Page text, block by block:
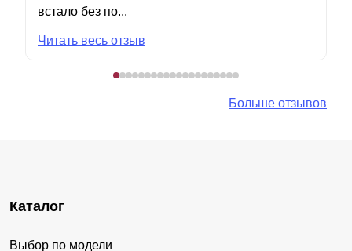
встало без по...
Читать весь отзыв
Больше отзывов
Каталог
Выбор по модели